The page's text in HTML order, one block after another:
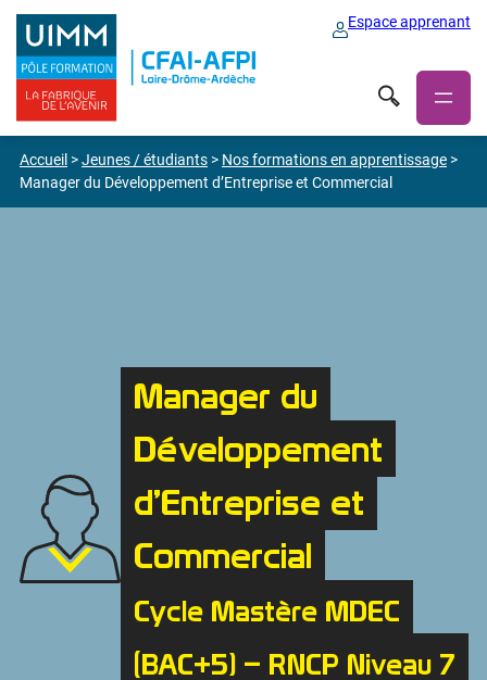
Espace apprenant
Accueil >Jeunes / étudiants > Nos formations en apprentissage >
Manager du Développement d’Entreprise et Commercial
Manager du
Développement
d’Entreprise et
Commercial
Cycle Mastère MDEC
(BAC+5) – RNCP Niveau 7